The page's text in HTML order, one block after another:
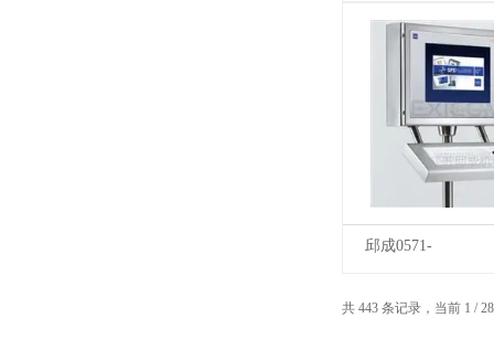
邱成0571-
共 443 条记录，当前 1 /